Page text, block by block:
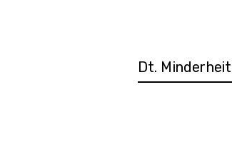
Dt. Minderheit